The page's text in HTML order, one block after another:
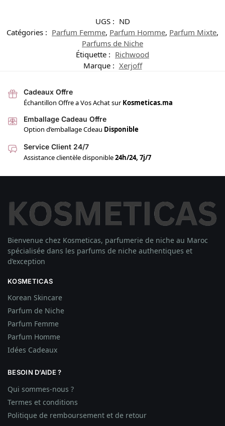
UGS : ND
Catégories : Parfum Femme, Parfum Homme, Parfum Mixte,
Parfums de Niche
Étiquette : Richwood
Marque : Xerjoff
Cadeaux Offre
Échantillon Offre a Vos Achat surKosmeticas.ma
Emballage Cadeau Offre
Option d’emballage Cdeau Disponible
Service Client 24/7
Assistance clientèle disponible24h/24, 7j/7
Bienvenue chez Kosmeticas, parfumerie de niche au Maroc
spécialisée dans les parfums de niche authentiques et
d’exception
KOSMETICAS
Korean Skincare
Parfum de Niche
Parfum Femme
Parfum Homme
Idées Cadeaux
BESOIN D’AIDE ?
Qui sommes-nous ?
Termes et conditions
Politique de remboursement et de retour